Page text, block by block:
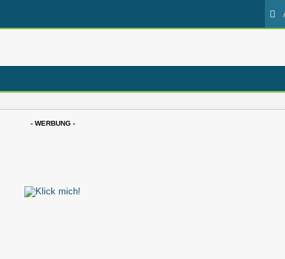
- WERBUNG -